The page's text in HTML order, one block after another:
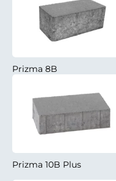
Prizma 8B
Prizma 10B Plus